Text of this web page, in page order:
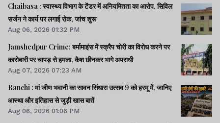
Chaibasa : स्वास्थ्य विभाग के टेंडर में अनियमितता का आरोप, सिविल
सर्जन ने कार्य पर लगाई रोक, जांच शुरू
Aug 06, 2026 01:32 PM
Jamshedpur Crime: बर्मामाइंस में स्क्रैप चोरी का विरोध करने पर
कारोबारी पर चापड़ से हमला, कैश छीनकर भागे अपराधी
Aug 07, 2026 07:23 AM
Ranchi : मां जीण भवानी का सावन सिंधारा उत्सव 9 को हरमू में, जानिए
आस्था और इतिहास से जुड़ी खास बातें
Aug 06, 2026 01:06 PM